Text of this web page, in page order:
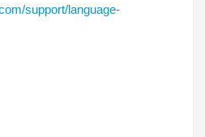
support/language-